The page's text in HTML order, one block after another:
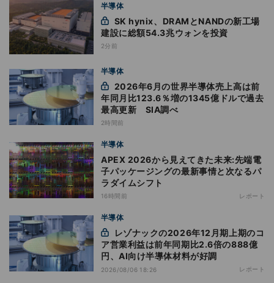
半導体
建設に総額54.3兆ウォンを投資
2分前
半導体
年同月比123.6％増の1345億ドルで過去
最高更新 SIA調べ
2時間前
半導体
APEX 2026から見えてきた未来:先端電
子パッケージングの最新事情と次なるパ
ラダイムシフト
16時間前 レポート
半導体
ア営業利益は前年同期比2.6倍の888億
円、AI向け半導体材料が好調
2026/08/06 18:26 レポート